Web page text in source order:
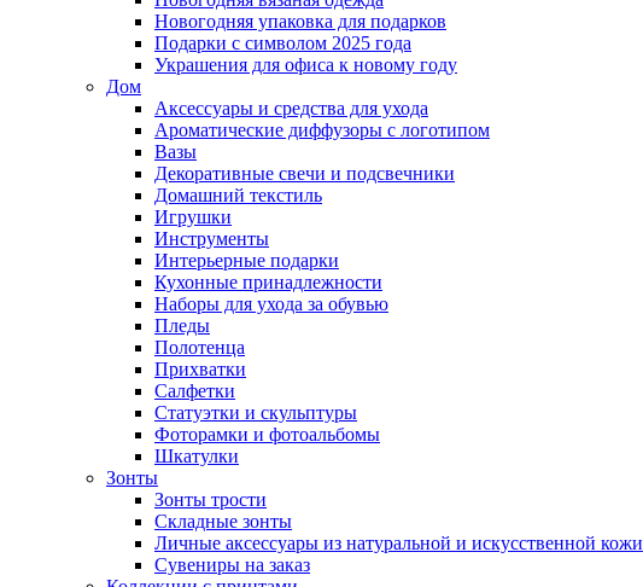
Новогодняя упаковка для подарков
Подарки с символом 2025 года
Украшения для офиса к новому году
Дом
Аксессуары и средства для ухода
Ароматические диффузоры с логотипом
Вазы
Декоративные свечи и подсвечники
Домашний текстиль
Игрушки
Инструменты
Интерьерные подарки
Кухонные принадлежности
Наборы для ухода за обувью
Пледы
Полотенца
Прихватки
Салфетки
Статуэтки и скульптуры
Фоторамки и фотоальбомы
Шкатулки
Зонты
Зонты трости
Складные зонты
Личные аксессуары из натуральной и искусственной кожи
Сувениры на заказ